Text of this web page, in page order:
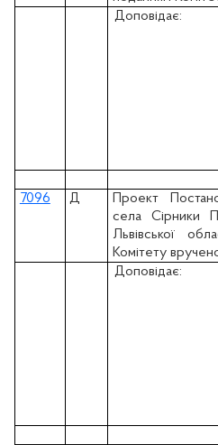
Доповідає:
7096 Д
Проект
села Сірники
Львівської
Комітету
Доповідає: